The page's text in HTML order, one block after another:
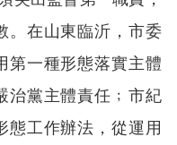
。在山東臨沂，市委
第一種形態落實主體
治黨主體責任﹔市紀
態工作辦法，從運用